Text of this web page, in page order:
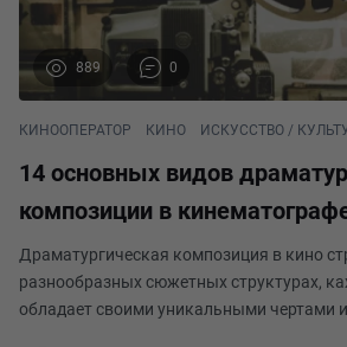
889 0
КИНООПЕРАТОР КИНО ИСКУССТВО /
14 основных видов
композиции в
Драматургическая композиция в кино
разнообразных сюжетных структурах,
обладает своими уникальными чертами